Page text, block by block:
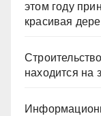
этом году
красивая
находится